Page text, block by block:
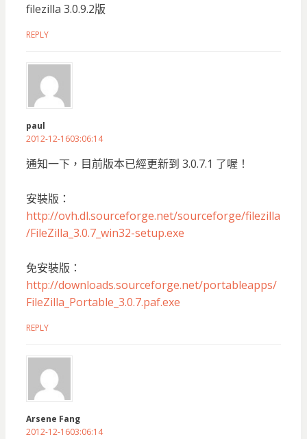
filezilla 3.0.9.2版
REPLY
paul
2012-12-1603:06:14
通知一下，目前版本已經更新到 3.0.7.1 了喔！
安裝版：
http://ovh.dl.sourceforge.net/sourceforge/filezilla
/FileZilla_3.0.7_win32-setup.exe
免安裝版：
http://downloads.sourceforge.net/portableapps/
FileZilla_Portable_3.0.7.paf.exe
REPLY
Arsene Fang
2012-12-1603:06:14